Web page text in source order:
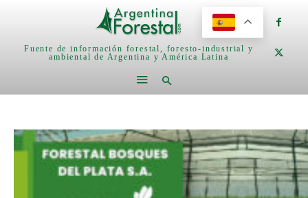
Fuente de información forestal, foresto-industrial y
ambiental de Argentina y América Latina